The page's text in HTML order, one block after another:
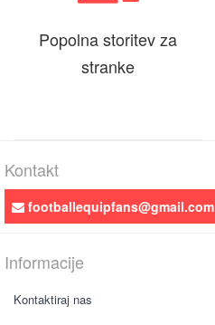
Popolna storitev za
stranke
Kontakt
footballequipfans@gmail.com
Informacije
Kontaktiraj nas